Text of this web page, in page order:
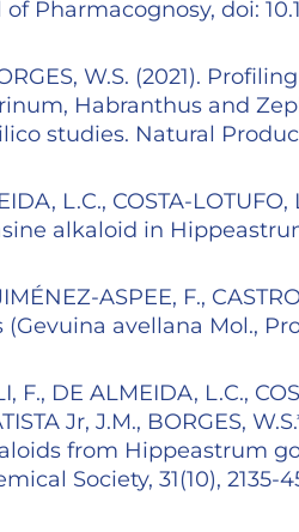
Pharmacognosy, doi:
W.S. (2021).
Habranthus and
studies. Natural
L.C., COSTA-LOTUFO,
alkaloid in
ASPEE, F.,
avellana Mol.,
DE ALMEIDA, L.C.,
Jr, J.M., BORGES,
from Hippeastrum
Society, 31(10), 2135-